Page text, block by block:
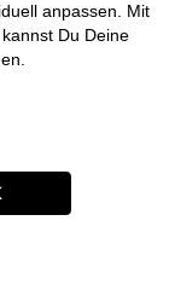
anpassen. Mit
Du Deine
oder die von uns
Aussteuerung
Vor diesem